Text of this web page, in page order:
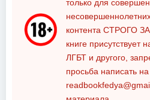
только для
контента СТРОГО
книге присутствует
ЛГБТ и другого,
просьба написать на